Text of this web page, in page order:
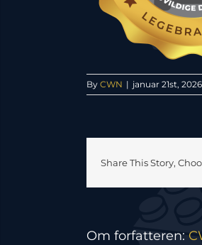
By CWN | januar 21st, 2026
Share This Story,
Om forfatteren: